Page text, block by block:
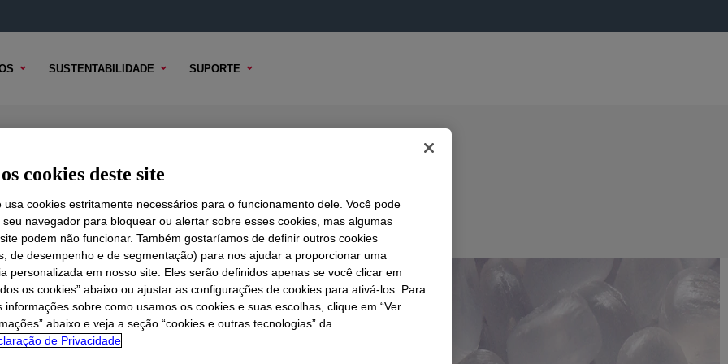
SUSTENTABILIDADE SUPORTE
Low Density Polyethylene Resin
TÉCNICO OPÇÕES DE AMOSTRA OPÇÕES DE COMPRA
cookies deste site
usa cookies estritamente necessários para o funcionamento dele. Você pode
navegador para bloquear ou alertar sobre esses cookies, mas algumas
podem não funcionar. Também gostaríamos de definir outros cookies
de desempenho e de segmentação) para nos ajudar a proporcionar uma
personalizada em nosso site. Eles serão definidos apenas se você clicar em
os cookies” abaixo ou ajustar as configurações de cookies para ativá-los. Para
informações sobre como usamos os cookies e suas escolhas, clique em “Ver
abaixo e veja a seção “cookies e outras tecnologias” da
de Privacidade